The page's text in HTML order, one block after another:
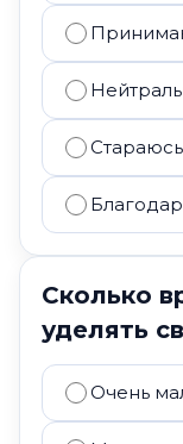
Сколько
уделять
Очень